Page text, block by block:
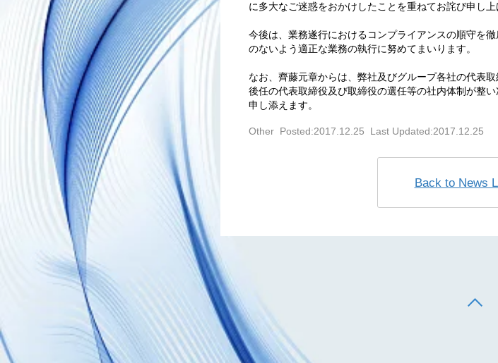
に多大なご迷惑をおかけしたことを重ねてお詫び申し上
今後は、業務遂行におけるコンプライアンスの順守を
のないよう適正な業務の執行に努めてまいります。
なお、齊藤元章からは、弊社及びグループ各社の代表
後任の代表取締役及び取締役の選任等の社内体制が整
申し添えます。
Other Posted:2017.12.25 Last Updated:2017.12.25
Back to News